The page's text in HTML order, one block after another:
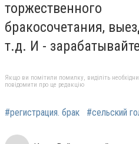
торжественного
бракосочетания,
т.д. И -
Якщо ви помітили помилку, виділіть
повідомити про це редакцію
#регистрация. брак #сельский